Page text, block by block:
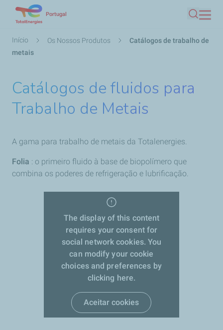
Portugal
Navegação
estrutural
Início Os Nossos Produtos
Catálogos de trabalho de
metais
Catálogos de fluidos para
Trabalho de Metais
A gama para trabalho de metais da Totalenergies.
Folia : o primeiro fluido à base de biopolímero que
combina os poderes de refrigeração e lubrificação.
The display of this content
requires your consent for
social network cookies. You
can modify your cookie
choices and preferences by
clicking here.
Aceitar cookies